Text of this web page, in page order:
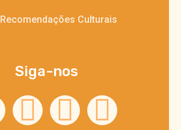
Recomendações Culturais
Siga-nos